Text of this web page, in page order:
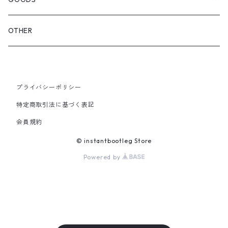
GLOVES&SCARF
SHOULDER
SMALL BAG
TOY
PINS& PINBACK
SOX
OTHER
プライバシーポリシー
特定商取引法に基づく表記
会員規約
© instantbootleg Store
Powered by